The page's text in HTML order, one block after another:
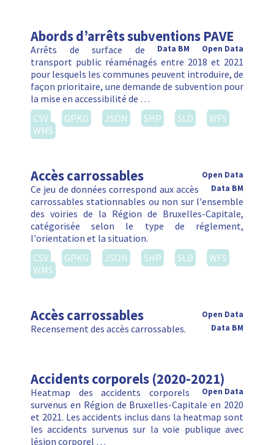
Abords d’arrêts subventions PAVE
Open Data
Data BM
Arrêts de surface de
transport public réaménagés entre 2018 et 2021
pour lesquels les communes peuvent introduire, de
façon prioritaire, une demande de subvention pour
la mise en accessibilité de …
CSV
GPKG JSON SHP SLD
WFS
WMS
Accès carrossables
Open Data
Data BM
Ce jeu de données correspond aux accès
carrossables stationnables ou non sur l'ensemble
des voiries de la Région de Bruxelles-Capitale,
catégorisée selon le type de réglement,
l'orientation et la situation.
CSV
GPKG JSON SHP SLD
WFS
WMS
Accès carrossables
Open Data
Data BM
Recensement des accès carrossables.
Accidents corporels (2020-2021)
Open Data
Heatmap des accidents corporels
survenus en Région de Bruxelles-Capitale en 2020
et 2021. Les accidents inclus dans la heatmap sont
les accidents survenus sur la voie publique avec
lésion corporel …